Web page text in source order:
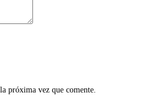
próxima vez que comente.